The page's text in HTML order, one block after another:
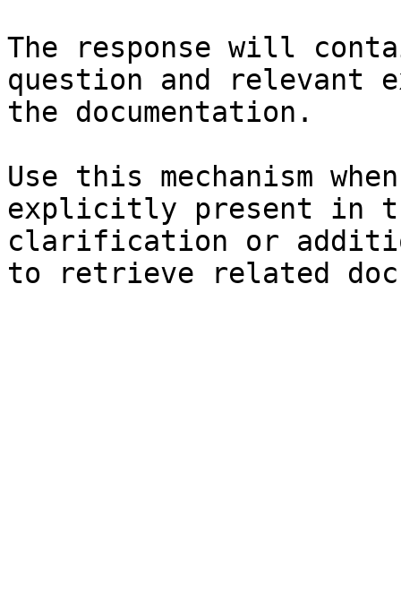
The response will
question and relevant
the documentation.
Use this mechanism
explicitly present in
clarification or